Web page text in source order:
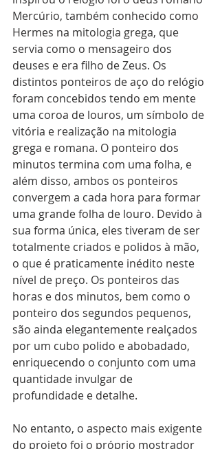
Mercúrio, também conhecido como
Hermes na mitologia grega, que
servia como o mensageiro dos
deuses e era filho de Zeus. Os
distintos ponteiros de aço do relógio
foram concebidos tendo em mente
uma coroa de louros, um símbolo de
vitória e realização na mitologia
grega e romana. O ponteiro dos
minutos termina com uma folha, e
além disso, ambos os ponteiros
convergem a cada hora para formar
uma grande folha de louro. Devido à
sua forma única, eles tiveram de ser
totalmente criados e polidos à mão,
o que é praticamente inédito neste
nível de preço. Os ponteiros das
horas e dos minutos, bem como o
ponteiro dos segundos pequenos,
são ainda elegantemente realçados
por um cubo polido e abobadado,
enriquecendo o conjunto com uma
quantidade invulgar de
profundidade e detalhe.
No entanto, o aspecto mais exigente
do projeto foi o próprio mostrador